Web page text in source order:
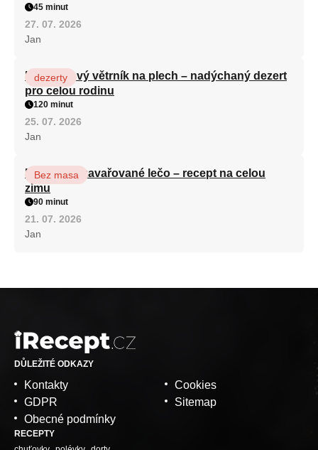
45 minut
27. 07. 2026
Jan
Karamelový větrník na plech – nadýchaný dezert
pro celou rodinu
dezerty
120 minut
25. 07. 2026
Jan
Babiččino zavařované lečo – recept na celou
zimu
Bez masa
90 minut
21. 07. 2026
Jan
DŮLEŽITÉ ODKAZY
Kontakty
GDPR
Obecné podmínky
Cookies
Sitemap
RECEPTY